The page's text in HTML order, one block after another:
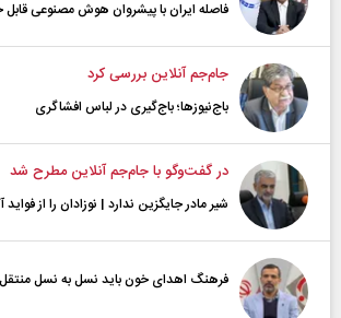
فاصله ایران با پیشرو‌ان هوش مصنوعی
جام‌جم آنلاین بررسی کرد
باج‌نیوزها؛ باج‌گیری در لباس افشاگری
در گفت‌و‌گو با جام‌جم آنلاین مطرح شد
شیر مادر جایگزین ندارد | نوزادان را از
فرهنگ اهدای خون باید نسل به نسل